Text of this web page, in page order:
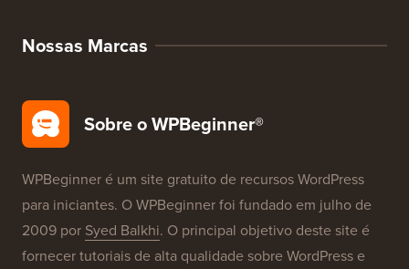
Nossas Marcas
Sobre o WPBeginner®
WPBeginner é um site gratuito de recursos WordPress
para iniciantes. O WPBeginner foi fundado em julho de
2009 por Syed Balkhi. O principal objetivo deste site é
fornecer tutoriais de alta qualidade sobre WordPress e